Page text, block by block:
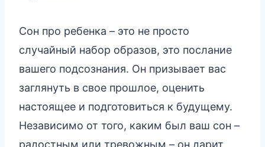
Сон про ребенка – это не просто
случайный набор образов, это послание
вашего подсознания. Он призывает вас
заглянуть в свое прошлое, оценить
настоящее и подготовиться к будущему.
Независимо от того, каким был ваш сон –
радостным или тревожным – он дарит